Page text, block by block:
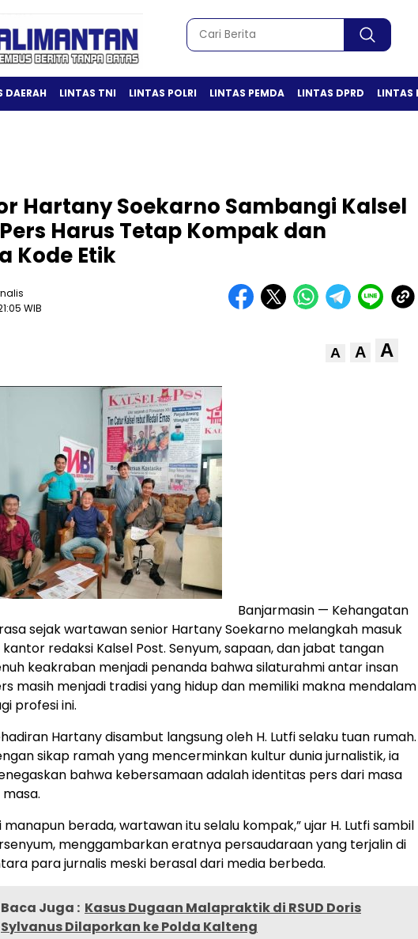
DAERAH LINTAS TNI LINTAS POLRI LINTAS PEMDA LINTAS DPRD LINTAS
Hartany Soekarno Sambangi Kalsel
Harus Tetap Kompak dan
Kode Etik
WIB
A A A
Banjarmasin — Kehangatan
sejak wartawan senior Hartany Soekarno melangkah masuk
kantor redaksi Kalsel Post. Senyum, sapaan, dan jabat tangan
keakraban menjadi penanda bahwa silaturahmi antar insan
masih menjadi tradisi yang hidup dan memiliki makna mendalam
profesi ini.
Hartany disambut langsung oleh H. Lutfi selaku tuan rumah.
sikap ramah yang mencerminkan kultur dunia jurnalistik, ia
bahwa kebersamaan adalah identitas pers dari masa
masa.
manapun berada, wartawan itu selalu kompak,” ujar H. Lutfi sambil
menggambarkan eratnya persaudaraan yang terjalin di
para jurnalis meski berasal dari media berbeda.
Baca Juga : Kasus Dugaan Malapraktik di RSUD Doris
Sylvanus Dilaporkan ke Polda Kalteng